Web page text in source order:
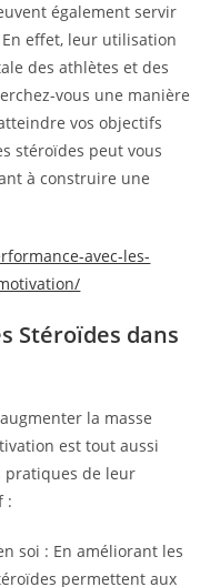
également servir
En effet, leur utilisation
des athlètes et des
vous une manière
vos objectifs
stéroïdes peut vous
à construire une
avec-les-
Stéroïdes dans
la masse
est tout aussi
pratiques de leur
:
soi : En améliorant les
permettent aux